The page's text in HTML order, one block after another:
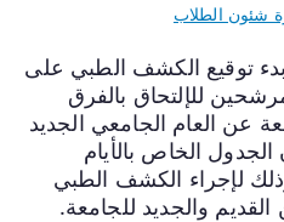
– جامعة
سوهاج
شئون الطلاب
توقيع الكشف الطبي على
للإلتحاق بالفرق
عن العام الجامعي الجديد
الجدول الخاص بالأيام
لإجراء الكشف الطبي
القديم والجديد للجامعة.